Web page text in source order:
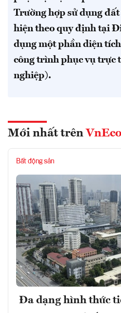
Trường hợp sử dụng
hiện theo quy định tại
dụng một phần diện
công trình phục vụ trực
nghiệp).
Mới nhất trên
Bất động sản
Đa dạng hình thức